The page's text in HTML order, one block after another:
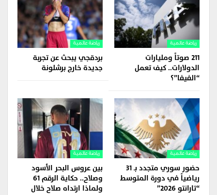
رياضة عالمية
211 صوتاً ومليارات
الدولارات.. كيف تعمل
“الفيفا”؟
رياضة عالمية
بردقجي يبحث عن تجربة
جديدة خارج برشلونة
رياضة عالمية
حضور سوري متجدد بـ 31
رياضياً في دورة المتوسط
“تارانتو 2026”
رياضة عالمية
بين عروس البحر الأسود
وصلاح.. حكاية الرقم 61
ولماذا ارتداه صلاح خلال